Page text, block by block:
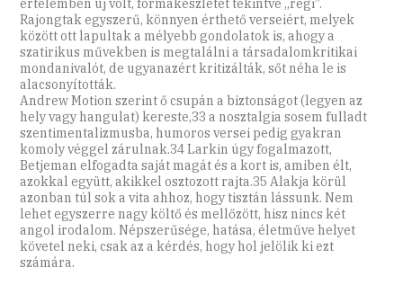
értelemben új volt, formakészletét tekintve „régi”.
Rajongtak egyszerű, könnyen érthető verseiért, melyek
között ott lapultak a mélyebb gondolatok is, ahogy a
szatirikus művekben is megtalálni a társadalomkritikai
mondanivalót, de ugyanazért kritizálták, sőt néha le is
alacsonyították.
Andrew Motion szerint ő csupán a biztonságot (legyen az
hely vagy hangulat) kereste,33 a nosztalgia sosem fulladt
szentimentalizmusba, humoros versei pedig gyakran
komoly véggel zárulnak.34 Larkin úgy fogalmazott,
Betjeman elfogadta saját magát és a kort is, amiben élt,
azokkal együtt, akikkel osztozott rajta.35 Alakja körül
azonban túl sok a vita ahhoz, hogy tisztán lássunk. Nem
lehet egyszerre nagy költő és mellőzött, hisz nincs két
angol irodalom. Népszerűsége, hatása, életműve helyet
követel neki, csak az a kérdés, hogy hol jelölik ki ezt
számára.